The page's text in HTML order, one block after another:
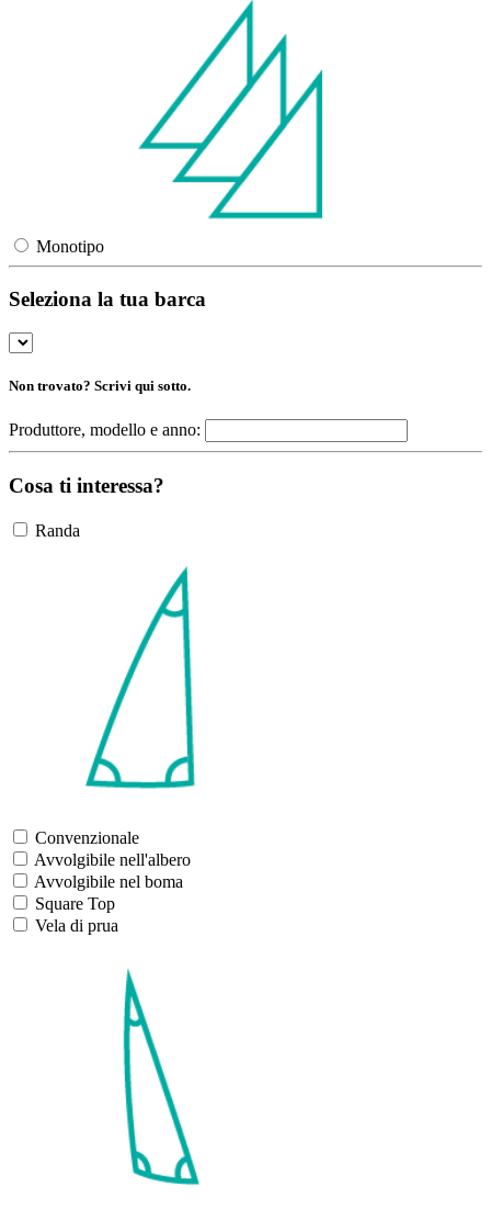
Monotipo
Seleziona la tua barca
Non trovato? Scrivi qui sotto.
Produttore, modello e anno:
Cosa ti interessa?
Randa
Convenzionale
Avvolgibile nell'albero
Avvolgibile nel boma
Square Top
Vela di prua